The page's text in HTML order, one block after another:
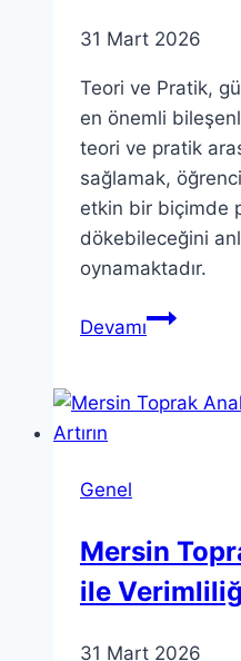
31 Mart 2026
Teori ve Pratik,
en önemli
teori ve pratik
sağlamak,
etkin bir biçimde
dökebileceğini
oynamaktadır.
DevamıTeori
Bilgi
Genel
Mersin
ile
31 Mart 2026